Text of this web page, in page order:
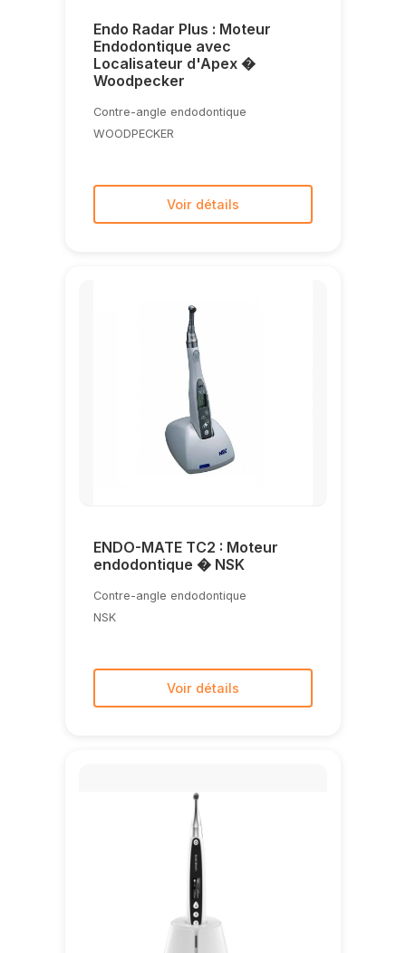
Endo Radar Plus : Moteur
Endodontique avec
Localisateur d'Apex �
Woodpecker
Contre-angle endodontique
WOODPECKER
Voir détails
ENDO-MATE TC2 : Moteur
endodontique � NSK
Contre-angle endodontique
NSK
Voir détails